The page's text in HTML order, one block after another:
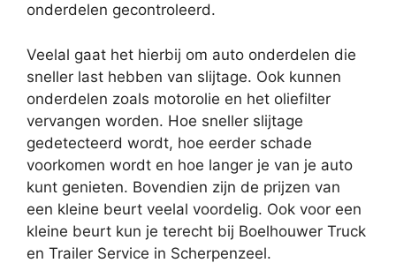
onderdelen gecontroleerd.
Veelal gaat het hierbij om auto onderdelen die
sneller last hebben van slijtage. Ook kunnen
onderdelen zoals motorolie en het oliefilter
vervangen worden. Hoe sneller slijtage
gedetecteerd wordt, hoe eerder schade
voorkomen wordt en hoe langer je van je auto
kunt genieten. Bovendien zijn de prijzen van
een kleine beurt veelal voordelig. Ook voor een
kleine beurt kun je terecht bij Boelhouwer Truck
en Trailer Service in Scherpenzeel.